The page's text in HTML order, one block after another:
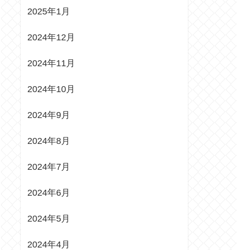
2025年1月
2024年12月
2024年11月
2024年10月
2024年9月
2024年8月
2024年7月
2024年6月
2024年5月
2024年4月